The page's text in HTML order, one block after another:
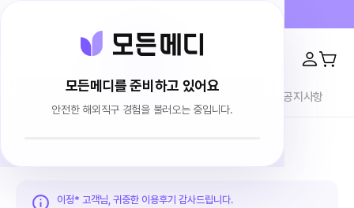
모든메디를 준비하고 있어요
안전한 해외직구 경험을 불러오는 중입니다.
이용후기 브랜드소개 공지사항
이정* 고객님, 귀중한 이용후기 감사드립니다.